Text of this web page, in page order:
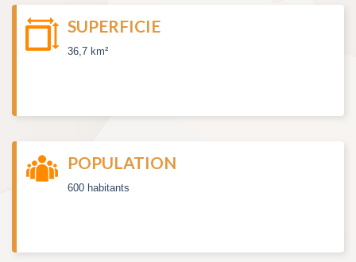
SUPERFICIE
36,7 km²
POPULATION
600 habitants